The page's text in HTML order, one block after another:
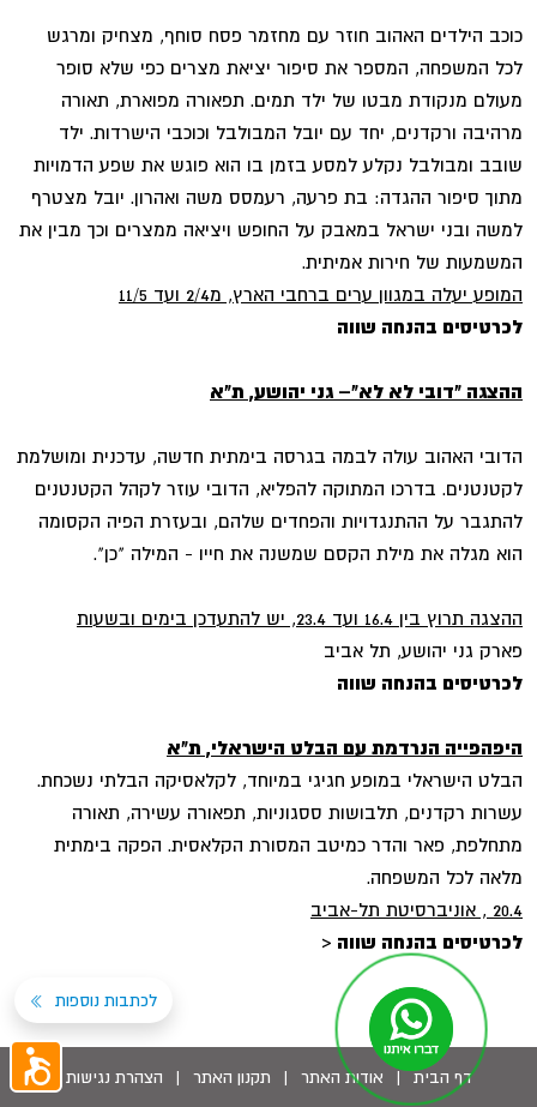
כוכב הילדים האהוב חוזר עם מחזמר פסח סוחף, מצחיק ומרגש
לכל המשפחה, המספר את סיפור יציאת מצרים כפי שלא סופר
מעולם מנקודת מבטו של ילד תמים. תפאורה מפוארת, תאורה
מרהיבה ורקדנים, יחד עם יובל המבולבל וכוכבי הישרדות. ילד
שובב ומבולבל נקלע למסע בזמן בו הוא פוגש את שפע הדמויות
מתוך סיפור ההגדה: בת פרעה, רעמסס משה ואהרון. יובל מצטרף
למשה ובני ישראל במאבק על החופש ויציאה ממצרים וכך מבין את
המשמעות של חירות אמיתית.
המופע יעלה במגוון ערים ברחבי הארץ, מ2/4 ועד 11/5
לכרטיסים בהנחה שווה
ההצגה "דובי לא לא"– גני יהושע, ת"א
הדובי האהוב עולה לבמה בגרסה בימתית חדשה, עדכנית ומושלמת
לקטנטנים. בדרכו המתוקה להפליא, הדובי עוזר לקהל הקטנטנים
להתגבר על ההתנגדויות והפחדים שלהם, ובעזרת הפיה הקסומה
הוא מגלה את מילת הקסם שמשנה את חייו - המילה "כן".
ההצגה תרוץ בין 16.4 ועד 23.4, יש להתעדכן בימים ובשעות
פארק גני יהושע, תל אביב
לכרטיסים בהנחה שווה
היפהפייה הנרדמת עם הבלט הישראלי, ת"א
הבלט הישראלי במופע חגיגי במיוחד, לקלאסיקה הבלתי נשכחת.
עשרות רקדנים, תלבושות ססגוניות, תפאורה עשירה, תאורה
מתחלפת, פאר והדר כמיטב המסורת הקלאסית. הפקה בימתית
מלאה לכל המשפחה.
20.4 , אוניברסיטת תל-אביב
לכרטיסים בהנחה שווה <
לכתבות נוספות
דף הבית | אודות האתר | תקנון האתר | הצהרת נגישות